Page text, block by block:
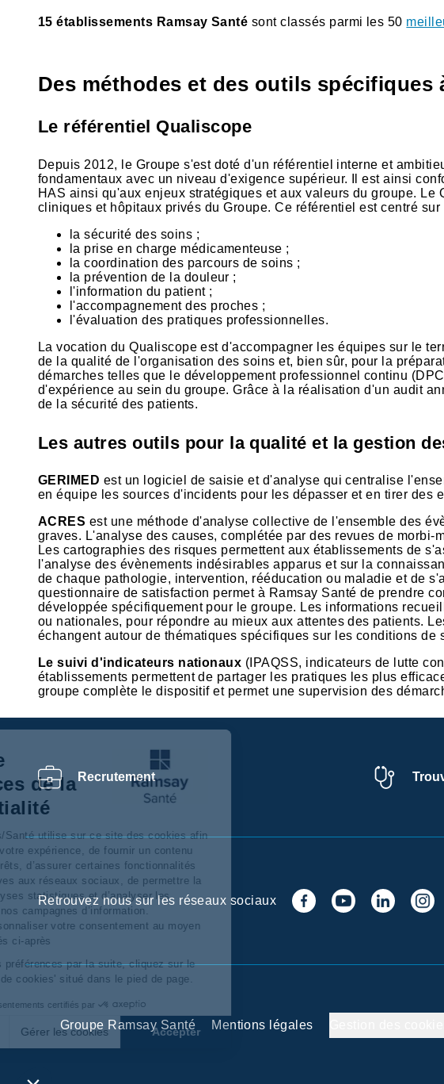
15 établissements Ramsay Santé sont classés parmi les 50
Des méthodes et des outils spécifiques
Le référentiel Qualiscope
Depuis 2012, le Groupe s'est doté d'un référentiel interne et
fondamentaux avec un niveau d'exigence supérieur. Il est ainsi
HAS ainsi qu'aux enjeux stratégiques et aux valeurs du groupe.
cliniques et hôpitaux privés du Groupe. Ce référentiel est centré
la sécurité des soins ;
la prise en charge médicamenteuse ;
la coordination des parcours de soins ;
la prévention de la douleur ;
l'information du patient ;
l'accompagnement des proches ;
l'évaluation des pratiques professionnelles.
La vocation du Qualiscope est d'accompagner les équipes sur le
de la qualité de l'organisation des soins et, bien sûr, pour la
démarches telles que le développement professionnel continu
d'expérience au sein du groupe. Grâce à la réalisation d'un audit
de la sécurité des patients.
Les autres outils pour la qualité et la gestion
GERIMED est un logiciel de saisie et d'analyse qui centralise
en équipe les sources d'incidents pour les dépasser et en tirer des
ACRES est une méthode d'analyse collective de l'ensemble des
graves. L'analyse des causes, complétée par des revues de
Les cartographies des risques permettent aux établissements de
l'analyse des évènements indésirables apparus et sur la
de chaque pathologie, intervention, rééducation ou maladie et de
questionnaire de satisfaction permet à Ramsay Santé de prendre
développée spécifiquement pour le groupe. Les informations
ou nationales, pour répondre au mieux aux attentes des patients.
échangent autour de thématiques spécifiques sur les conditions
Le suivi d'indicateurs nationaux (IPAQSS, indicateurs de lutte
établissements permettent de partager les pratiques les plus
groupe complète le dispositif et permet une supervision des
Recrutement
Retrouvez nous sur les réseaux sociaux
Groupe Ramsay Santé Mentions légales
Centre de
préférences de la
confidentialité
Ramsay Services/Santé utilise sur ce site des cookies afin
de personnaliser votre expérience, de fournir un contenu
adapté à vos intérêts, d’assurer certaines fonctionnalités
dont celles relatives aux réseaux sociaux, de permettre la
réalisation d’'analyses statistiques et d’analyser les
performances de nos campagnes d’information.
Vous pouvez personnaliser votre consentement au moyen
des boutons situés ci-après
Pour modifier vos préférences par la suite, cliquez sur le
lien 'Préférences de cookies' situé dans le pied de page.
Consentements certifiés par
Refuser Gérer les cookies Accepter
Notre plateforme vous permet d'adapter et de gérer vos paramètres